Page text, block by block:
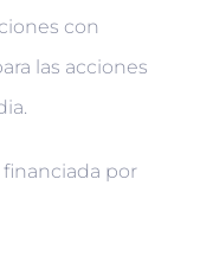
con
las acciones
financiada por